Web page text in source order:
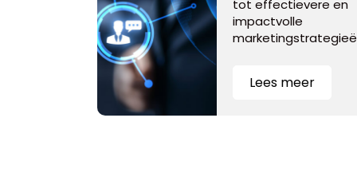
tot effectievere en
impactvolle
Lees meer